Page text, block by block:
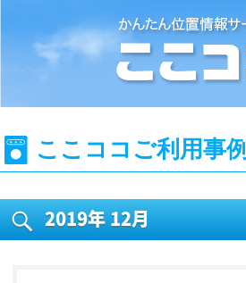
ここココご利用事例
2019年 12月